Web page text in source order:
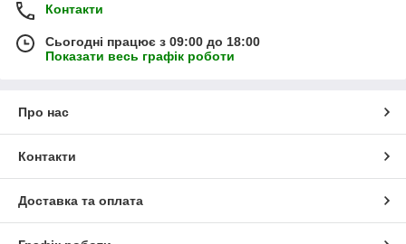
Контакти
Сьогодні працює з 09:00 до 18:00
Показати весь графік роботи
Про нас
Контакти
Доставка та оплата